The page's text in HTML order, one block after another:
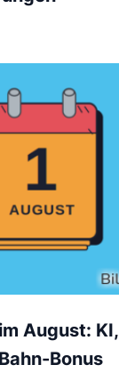
August: KI,
Bonus